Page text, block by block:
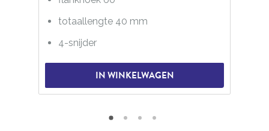
totaallengte 40 mm
4-snijder
IN WINKELWAGEN